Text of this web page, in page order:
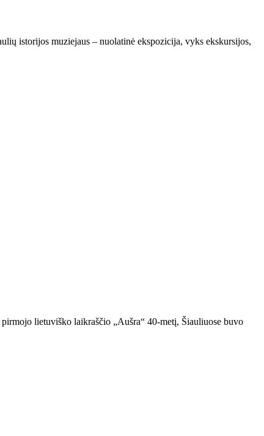
istorijos muziejaus – nuolatinė ekspozicija, vyks ekskursijos,
lietuviško laikraščio „Aušra“ 40-metį, Šiauliuose buvo